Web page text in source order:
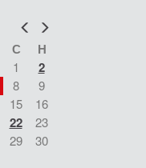
Попер
С Н
1 2
8
9
15
16
22
23
29
30